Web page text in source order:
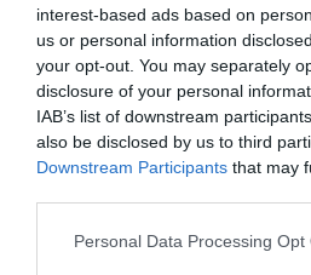
interest-based ads based on
us or personal information
your opt-out. You may separately
disclosure of your personal
IAB’s list of downstream
also be disclosed by us to third
Downstream Participants that may
Personal Data Processing Opt
28 Μαΐου Σαβ: Ορεστιάδα
29 Μαΐου Κυρ: Αλεξανδρούπολη
Ταυτότητα
(ισχύει για 4